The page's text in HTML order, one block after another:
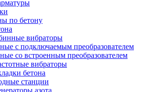
по бетону
вибраторы
с подключаемым преобразователем
со встроенным преобразователем
вибраторы
бетона
станции
азота